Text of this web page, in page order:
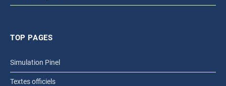
TOP PAGES
Simulation Pinel
Textes officiels